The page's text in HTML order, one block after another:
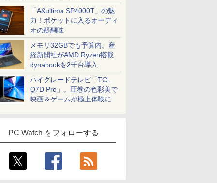
「A&ultima SP4000T」の魅
力！ポケットに入るオーディ
オの醍醐味
メモリ32GBでも予算内。産
経新聞社がAMD Ryzen搭載
dynabookを2千台導入
ハイグレードテレビ「TCL
Q7D Pro」。圧巻の色彩美で
映画＆ゲームが極上体験に
PC Watch をフォローする